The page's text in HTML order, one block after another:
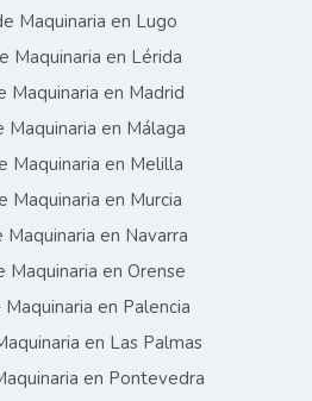
Maquinaria en Lugo
Maquinaria en Lérida
Maquinaria en Madrid
Maquinaria en Málaga
Maquinaria en Melilla
Maquinaria en Murcia
Maquinaria en Navarra
Maquinaria en Orense
en Palencia
en Las Palmas
en Pontevedra